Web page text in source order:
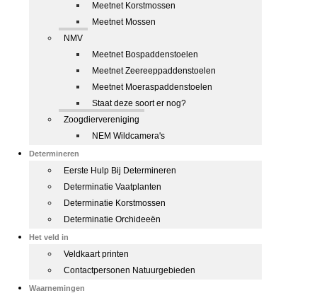
Meetnet Korstmossen
Meetnet Mossen
NMV
Meetnet Bospaddenstoelen
Meetnet Zeereeppaddenstoelen
Meetnet Moeraspaddenstoelen
Staat deze soort er nog?
Zoogdiervereniging
NEM Wildcamera's
Determineren
Eerste Hulp Bij Determineren
Determinatie Vaatplanten
Determinatie Korstmossen
Determinatie Orchideeën
Het veld in
Veldkaart printen
Contactpersonen Natuurgebieden
Waarnemingen